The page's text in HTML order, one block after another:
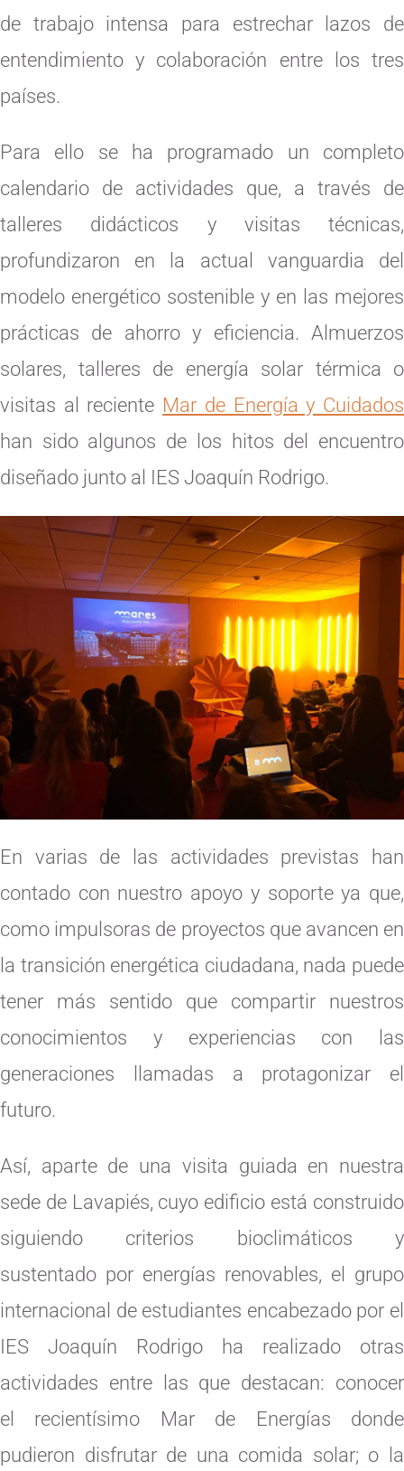
de trabajo intensa para estrechar lazos de
entendimiento y colaboración entre los tres
países.
Para ello se ha programado un completo
calendario de actividades que, a través de
talleres didácticos y visitas técnicas,
profundizaron en la actual vanguardia del
modelo energético sostenible y en las mejores
prácticas de ahorro y eficiencia. Almuerzos
solares, talleres de energía solar térmica o
visitas al reciente Mar de Energía y Cuidados
han sido algunos de los hitos del encuentro
diseñado junto al IES Joaquín Rodrigo.
En varias de las actividades previstas han
contado con nuestro apoyo y soporte ya que,
como impulsoras de proyectos que avancen en
la transición energética ciudadana, nada puede
tener más sentido que compartir nuestros
conocimientos y experiencias con las
generaciones llamadas a protagonizar el
futuro.
Así, aparte de una visita guiada en nuestra
sede de Lavapiés, cuyo edificio está construido
siguiendo criterios bioclimáticos y
sustentado por energías renovables, el grupo
internacional de estudiantes encabezado por el
IES Joaquín Rodrigo ha realizado otras
actividades entre las que destacan: conocer
el recientísimo Mar de Energías donde
pudieron disfrutar de una comida solar; o la